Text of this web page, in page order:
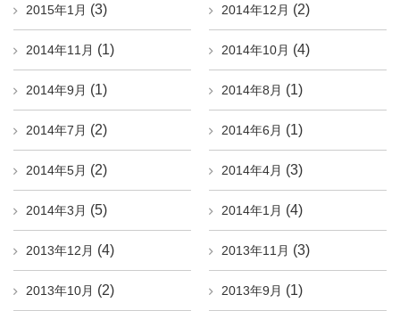
2015年1月 (3) 2014年12月 (2)
2014年11月 (1) 2014年10月 (4)
2014年9月 (1) 2014年8月 (1)
2014年7月 (2) 2014年6月 (1)
2014年5月 (2) 2014年4月 (3)
2014年3月 (5) 2014年1月 (4)
2013年12月 (4) 2013年11月 (3)
2013年10月 (2) 2013年9月 (1)